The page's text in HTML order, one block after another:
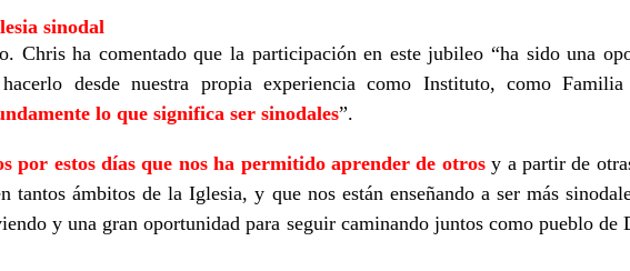
sinodal
Chris ha comentado que la participación en este jubileo “ha sido una
desde nuestra propia experiencia como Instituto, como Familia
lo que significa ser sinodales”.
por estos días que nos ha permitido aprender de otrosy a partir de
tantos ámbitos de la Iglesia, y que nos están enseñando a ser más
y una gran oportunidad para seguir caminando juntos como pueblo de